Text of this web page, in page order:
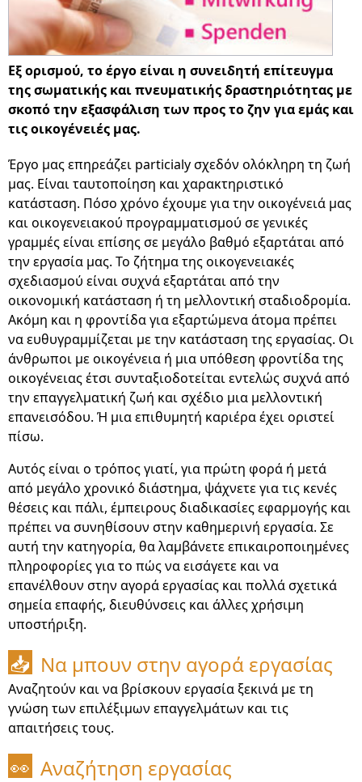
Εξ ορισμού, το έργο είναι η συνειδητή επίτευγμα
της σωματικής και πνευματικής δραστηριότητας με
σκοπό την εξασφάλιση των προς το ζην για εμάς και
τις οικογένειές μας.
Έργο μας επηρεάζει particialy σχεδόν ολόκληρη τη ζωή
μας. Είναι ταυτοποίηση και χαρακτηριστικό
κατάσταση. Πόσο χρόνο έχουμε για την οικογένειά μας
και οικογενειακού προγραμματισμού σε γενικές
γραμμές είναι επίσης σε μεγάλο βαθμό εξαρτάται από
την εργασία μας. Το ζήτημα της οικογενειακές
σχεδιασμού είναι συχνά εξαρτάται από την
οικονομική κατάσταση ή τη μελλοντική σταδιοδρομία.
Ακόμη και η φροντίδα για εξαρτώμενα άτομα πρέπει
να ευθυγραμμίζεται με την κατάσταση της εργασίας. Οι
άνθρωποι με οικογένεια ή μια υπόθεση φροντίδα της
οικογένειας έτσι συνταξιοδοτείται εντελώς συχνά από
την επαγγελματική ζωή και σχέδιο μια μελλοντική
επανεισόδου. Ή μια επιθυμητή καριέρα έχει οριστεί
πίσω.
Αυτός είναι ο τρόπος γιατί, για πρώτη φορά ή μετά
από μεγάλο χρονικό διάστημα, ψάχνετε για τις κενές
θέσεις και πάλι, έμπειρους διαδικασίες εφαρμογής και
πρέπει να συνηθίσουν στην καθημερινή εργασία. Σε
αυτή την κατηγορία, θα λαμβάνετε επικαιροποιημένες
πληροφορίες για το πώς να εισάγετε και να
επανέλθουν στην αγορά εργασίας και πολλά σχετικά
σημεία επαφής, διευθύνσεις και άλλες χρήσιμη
υποστήριξη.
📥 Να μπουν στην αγορά εργασίας
Αναζητούν και να βρίσκουν εργασία ξεκινά με τη
γνώση των επιλέξιμων επαγγελμάτων και τις
απαιτήσεις τους.
👀 Αναζήτηση εργασίας